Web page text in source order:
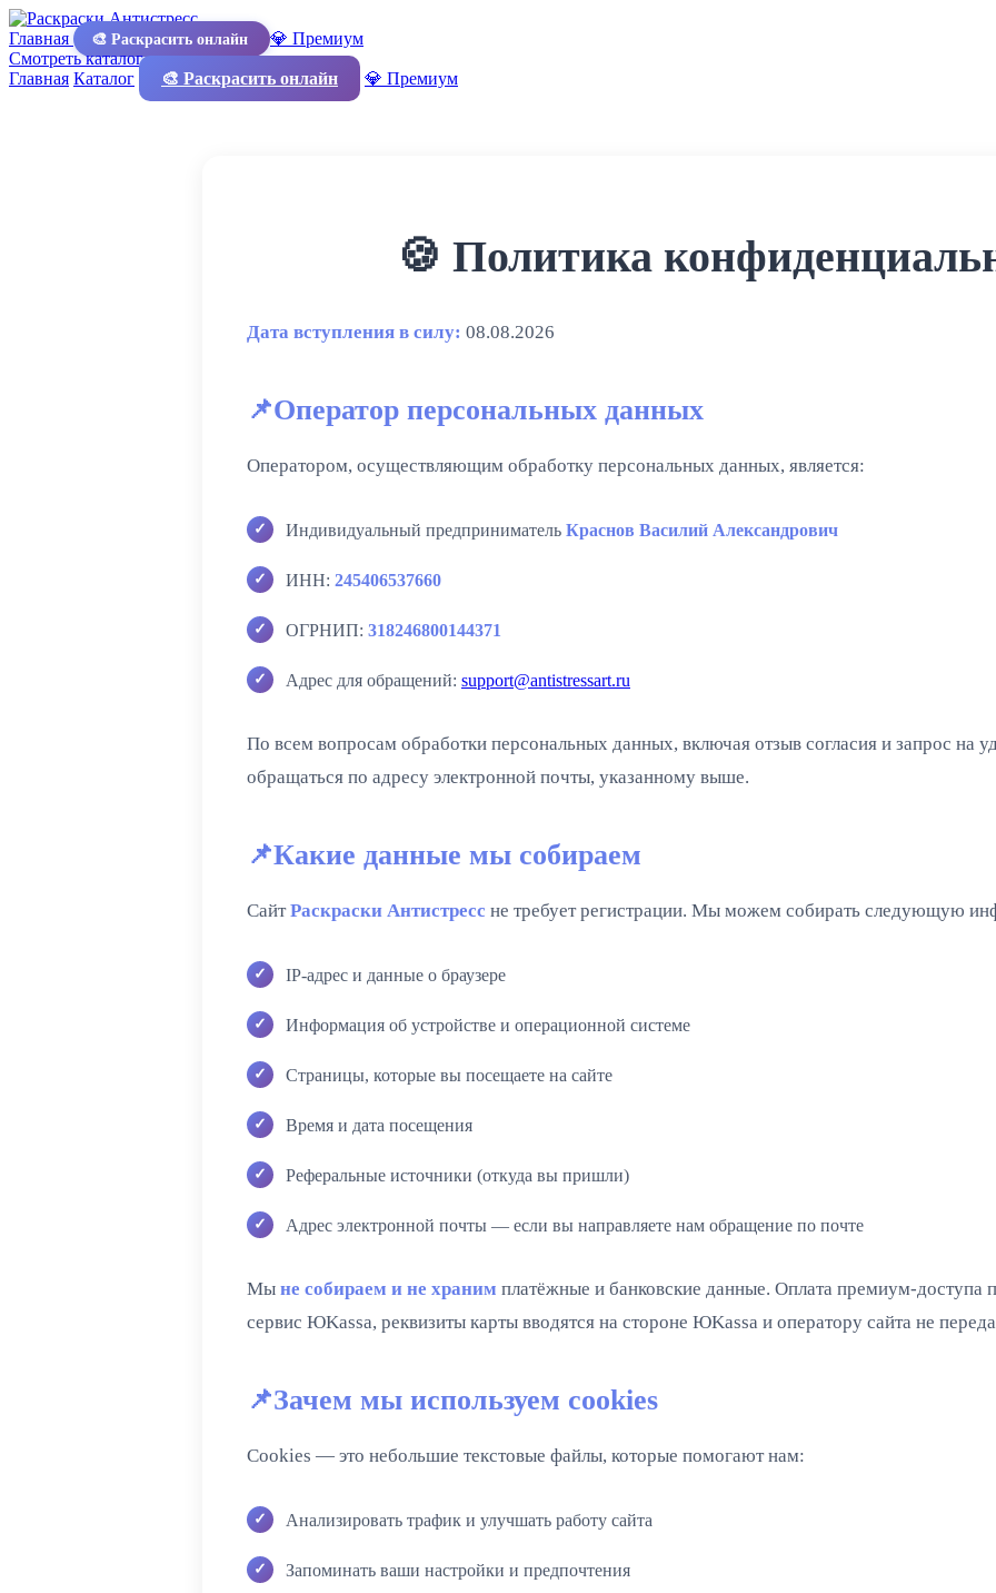
Главная 🎨 Раскрасить онлайн
💎 Премиум
Смотреть каталог
Главная Каталог 🎨 Раскрасить онлайн 💎 Премиум
🍪 Политика
Дата вступления в силу: 08.08.2026
Оператор персональных данных
Оператором, осуществляющим обработку персональных данных, является:
Индивидуальный предприниматель Краснов Василий Александрович
ИНН: 245406537660
ОГРНИП: 318246800144371
Адрес для обращений: support@antistressart.ru
По всем вопросам обработки персональных данных, включая отзыв согласия и запрос на
обращаться по адресу электронной почты, указанному выше.
Какие данные мы собираем
СайтРаскраски Антистресс не требует регистрации. Мы можем собирать следующую
IP-адрес и данные о браузере
Информация об устройстве и операционной системе
Страницы, которые вы посещаете на сайте
Время и дата посещения
Реферальные источники (откуда вы пришли)
Адрес электронной почты — если вы направляете нам обращение по почте
Мы не собираем и не храним платёжные и банковские данные. Оплата премиум-доступа
сервис ЮKassa, реквизиты карты вводятся на стороне ЮKassa и оператору сайта не
Зачем мы используем cookies
Cookies — это небольшие текстовые файлы, которые помогают нам:
Анализировать трафик и улучшать работу сайта
Запоминать ваши настройки и предпочтения